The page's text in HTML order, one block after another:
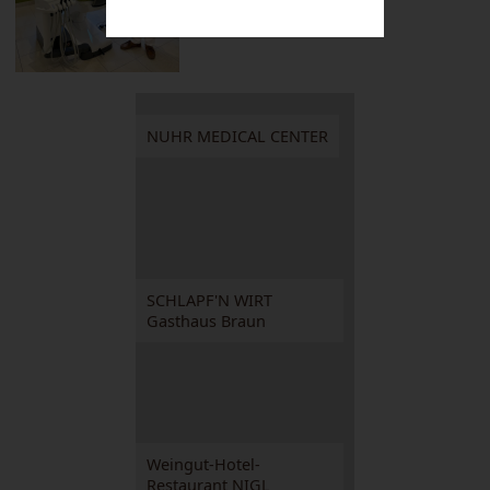
NUHR MEDICAL CENTER
SCHLAPF'N WIRT
Gasthaus Braun
Weingut-Hotel-
Restaurant NIGL